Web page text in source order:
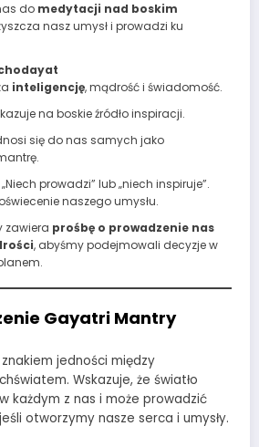
do medytacji nad boskim
nasz umysł i prowadzi ku
inteligencję, mądrość i świadomość.
na boskie źródło inspiracji.
się do nas samych jako
prowadzi” lub „niech inspiruje”.
naszego umysłu.
zawiera prośbę o prowadzenie nas
, abyśmy podejmowali decyzje w
Gayatri Mantry
jedności między
Wskazuje, że światło
każdym z nas i może prowadzić
otworzymy nasze serca i umysły.